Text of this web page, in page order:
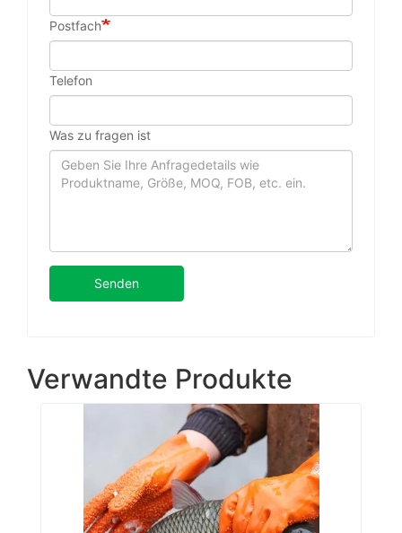
Postfach
Telefon
Was zu fragen ist
Senden
Verwandte Produkte